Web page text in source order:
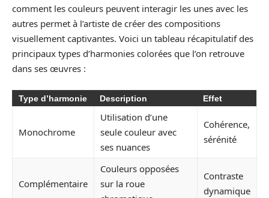
comment les couleurs peuvent interagir les unes avec les
autres permet à l’artiste de créer des compositions
visuellement captivantes. Voici un tableau récapitulatif des
principaux types d’harmonies colorées que l’on retrouve
dans ses œuvres :
Type d’harmonie Description Effet
Monochrome
Utilisation d’une
seule couleur avec
ses nuances
Cohérence,
sérénité
Complémentaire
Couleurs opposées
sur la roue
Contraste
dynamique